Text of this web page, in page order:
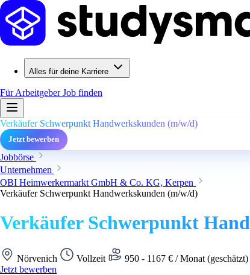
Alles für deine Karriere
Für ArbeitgeberJob finden
Verkäufer Schwerpunkt Handwerkskunden (m/w/d)
Jetzt bewerben
Jobbörse
Unternehmen
OBI Heimwerkermarkt GmbH & Co. KG, Kerpen
Verkäufer Schwerpunkt Handwerkskunden (m/w/d)
Verkäufer Schwerpunkt
Nörvenich Vollzeit 950 - 1167 € / Monat (geschätzt)
Jetzt bewerben